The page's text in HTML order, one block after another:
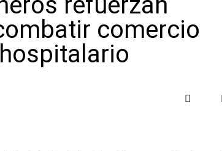
comercio